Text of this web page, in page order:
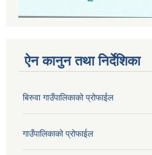
ऐन कानुन तथा निर्देशिका
बिरुवा गाउँपालिकाको प्रोफाईल
गाउँपालिकाको प्रोफाईल